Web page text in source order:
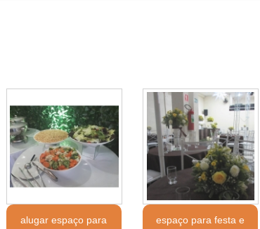
alugar espaço para
espaço para festa e